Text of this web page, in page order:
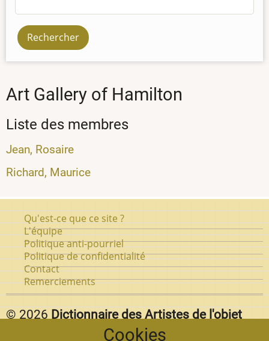
Art Gallery of Hamilton
Liste des membres
Jean, Rosaire
Richard, Maurice
Pied
de
page
Qu'est-ce que ce site ?
L'équipe
Politique anti-pourriel
Politique de confidentialité
Contact
Remerciements
© 2026 Dictionnaire des Artistes de l'objet
Cookies